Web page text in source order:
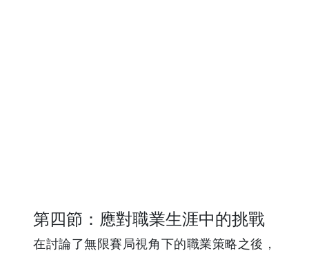
第四節：應對職業生涯中的挑戰
在討論了無限賽局視角下的職業策略之後，